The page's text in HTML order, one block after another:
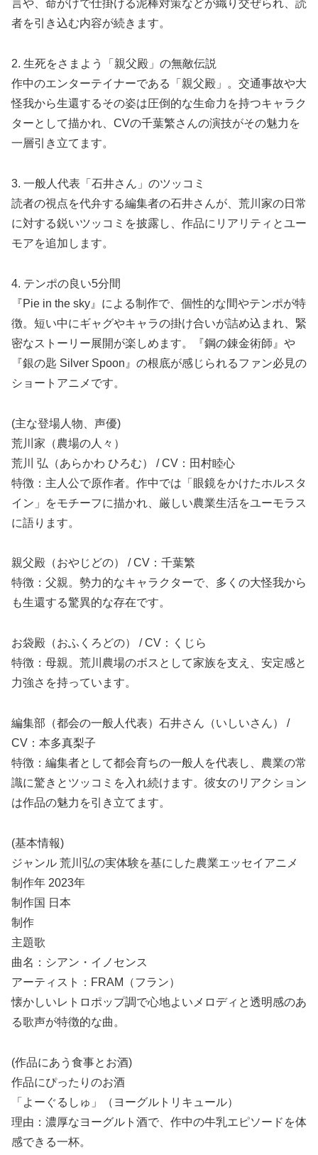
言や、命がけで仕掛ける泥棒対策などが織り交ぜられ、読
者を引き込む内容が続きます。
2. 生死をさまよう「親父殿」の無敵伝説
作中のエンターテイナーである「親父殿」。交通事故や大
怪我から生還するその姿は圧倒的な生命力を持つキャラク
ターとして描かれ、CVの千葉繁さんの演技がその魅力を
一層引き立てます。
3. 一般人代表「石井さん」のツッコミ
読者の視点を代弁する編集者の石井さんが、荒川家の日常
に対する鋭いツッコミを披露し、作品にリアリティとユー
モアを追加します。
4. テンポの良い5分間
『Pie in the sky』による制作で、個性的な間やテンポが特
徴。短い中にギャグやキャラの掛け合いが詰め込まれ、緊
密なストーリー展開が楽しめます。『鋼の錬金術師』や
『銀の匙 Silver Spoon』の根底が感じられるファン必見の
ショートアニメです。
(主な登場人物、声優)
荒川家（農場の人々）
荒川 弘（あらかわ ひろむ） / CV：田村睦心
特徴：主人公で原作者。作中では「眼鏡をかけたホルスタ
イン」をモチーフに描かれ、厳しい農業生活をユーモラス
に語ります。
親父殿（おやじどの） / CV：千葉繁
特徴：父親。勢力的なキャラクターで、多くの大怪我から
も生還する驚異的な存在です。
お袋殿（おふくろどの） / CV：くじら
特徴：母親。荒川農場のボスとして家族を支え、安定感と
力強さを持っています。
編集部（都会の一般人代表）石井さん（いしいさん） /
CV：本多真梨子
特徴：編集者として都会育ちの一般人を代表し、農業の常
識に驚きとツッコミを入れ続けます。彼女のリアクション
は作品の魅力を引き立てます。
(基本情報)
ジャンル 荒川弘の実体験を基にした農業エッセイアニメ
制作年 2023年
制作国 日本
制作
主題歌
曲名：シアン・イノセンス
アーティスト：FRAM（フラン）
懐かしいレトロポップ調で心地よいメロディと透明感のあ
る歌声が特徴的な曲。
(作品にあう食事とお酒)
作品にぴったりのお酒
「よーぐるしゅ」（ヨーグルトリキュール）
理由：濃厚なヨーグルト酒で、作中の牛乳エピソードを体
感できる一杯。